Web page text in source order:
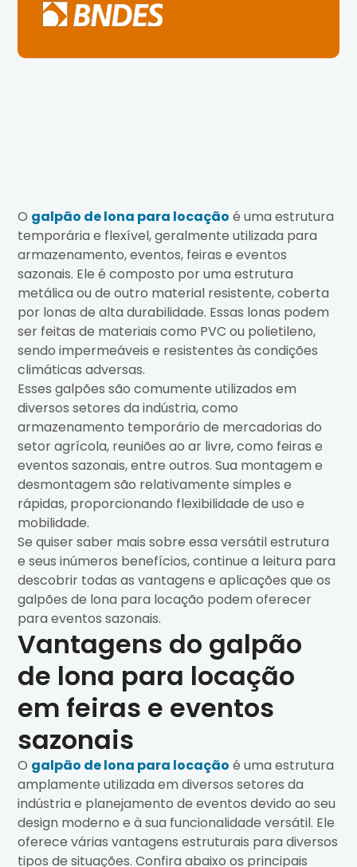
O galpão de lona para locação é uma estrutura
temporária e flexível, geralmente utilizada para
armazenamento, eventos, feiras e eventos
sazonais. Ele é composto por uma estrutura
metálica ou de outro material resistente, coberta
por lonas de alta durabilidade. Essas lonas podem
ser feitas de materiais como PVC ou polietileno,
sendo impermeáveis e resistentes às condições
climáticas adversas.
Esses galpões são comumente utilizados em
diversos setores da indústria, como
armazenamento temporário de mercadorias do
setor agrícola, reuniões ao ar livre, como feiras e
eventos sazonais, entre outros. Sua montagem e
desmontagem são relativamente simples e
rápidas, proporcionando flexibilidade de uso e
mobilidade.
Se quiser saber mais sobre essa versátil estrutura
e seus inúmeros benefícios, continue a leitura para
descobrir todas as vantagens e aplicações que os
galpões de lona para locação podem oferecer
para eventos sazonais.
Vantagens do galpão
de lona para locação
em feiras e eventos
sazonais
O galpão de lona para locação é uma estrutura
amplamente utilizada em diversos setores da
indústria e planejamento de eventos devido ao seu
design moderno e à sua funcionalidade versátil. Ele
oferece várias vantagens estruturais para diversos
tipos de situações. Confira abaixo os principais